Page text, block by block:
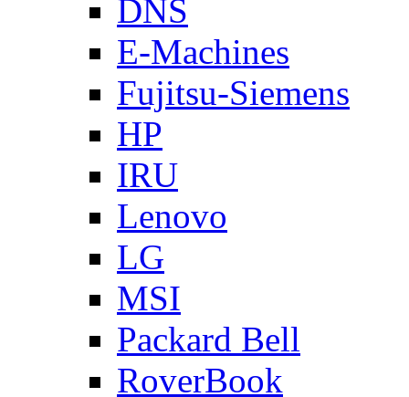
DNS
E-Machines
Fujitsu-Siemens
HP
IRU
Lenovo
LG
MSI
Packard Bell
RoverBook